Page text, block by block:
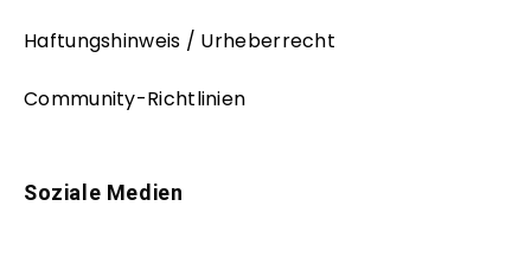
Haftungshinweis / Urheberrecht
Community-Richtlinien
Soziale Medien